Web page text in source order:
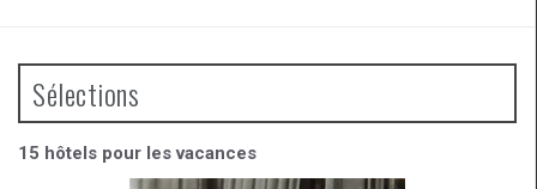
b
o
o
gr
a
m
er
Sélections
15 hôtels pour les vacances